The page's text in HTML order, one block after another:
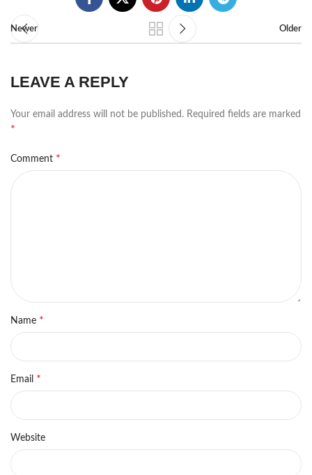
Newer Older
LEAVE A REPLY
Your email address will not be published. Required fields are marked
*
Comment *
Name *
Email *
Website